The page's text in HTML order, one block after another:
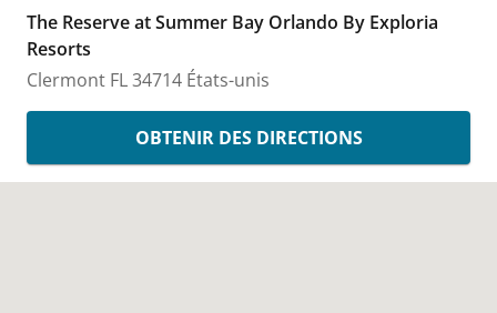
The Reserve at Summer Bay Orlando By Exploria
Resorts
Clermont FL34714 États-unis
OBTENIR DES DIRECTIONS